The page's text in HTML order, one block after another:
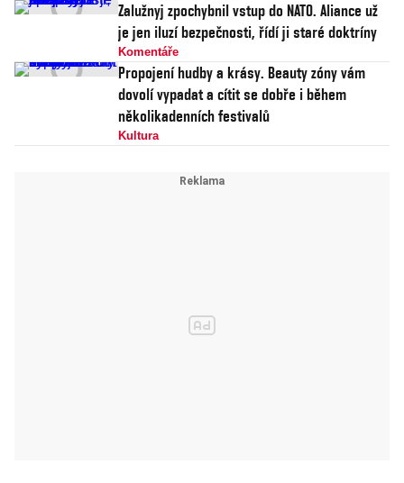
Zalužnyj zpochybnil vstup do NATO. Aliance už
je jen iluzí bezpečnosti, řídí ji staré doktríny
Komentáře
Propojení hudby a krásy. Beauty zóny vám
dovolí vypadat a cítit se dobře i během
několikadenních festivalů
Kultura